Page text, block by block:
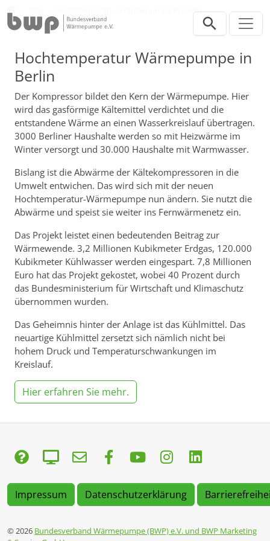
Hochtemperatur Wärmepumpe in Berlin
Hochtemperatur Wärmepumpe in
Berlin
Der Kompressor bildet den Kern der Wärmepumpe. Hier
wird das gasförmige Kältemittel verdichtet und die
entstandene Wärme an einen Wasserkreislauf übertragen.
3000 Berliner Haushalte werden so mit Heizwärme im
Winter versorgt und 30.000 Haushalte mit Warmwasser.
Bislang ist die Abwärme der Kältekompressoren in die
Umwelt entwichen. Das wird sich mit der neuen
Hochtemperatur-Wärmepumpe nun ändern. Sie nutzt die
Abwärme und speist sie weiter ins Fernwärmenetz ein.
Das Projekt leistet einen bedeutenden Beitrag zur
Wärmewende. 3,2 Millionen Kubikmeter Erdgas, 120.000
Kubikmeter Kühlwasser werden eingespart. 7,8 Millionen
Euro hat das Projekt gekostet, wobei 40 Prozent durch
das Bundesministerium für Wirtschaft und Klimaschutz
übernommen wurden.
Das Geheimnis hinter der Anlage ist das Kühlmittel. Das
neuartige Kühlmittel zersetzt sich nämlich nicht bei
hohem Druck und Temperaturschwankungen im
Kreislauf.
Hier erfahren Sie mehr.
Impressum Datenschutzerklärung
© 2026 Bundesverband Wärmepumpe (BWP) e.V. und BWP Marketing